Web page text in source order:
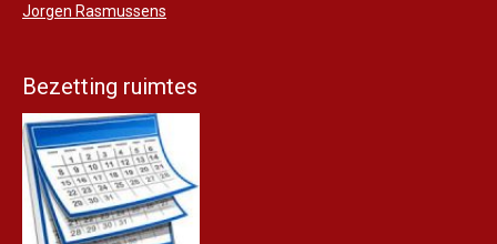
Jorgen Rasmussens
Bezetting ruimtes